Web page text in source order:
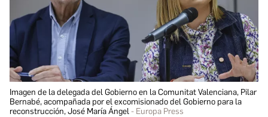
Imagen de la delegada del Gobierno en la Comunitat Valenciana, Pilar
Bernabé, acompañada por el excomisionado del Gobierno para la
reconstrucción, José María Ángel
Europa Press